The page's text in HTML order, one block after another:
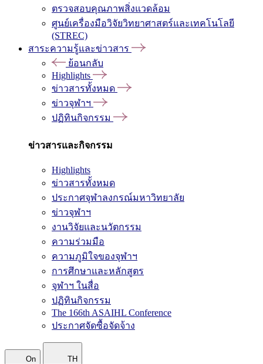
ตรวจสอบคุณภาพสิ่งแวดล้อม
ศูนย์เครื่องมือวิจัยวิทยาศาสตร์และเทคโนโลยี
(STREC)
สาระความรู้และข่าวสาร
ย้อนกลับ
Highlights
ข่าวสารทั้งหมด
ข่าวจุฬาฯ
ปฏิทินกิจกรรม
ข่าวสารและกิจกรรม
Highlights
ข่าวสารทั้งหมด
ประกาศจุฬาลงกรณ์มหาวิทยาลัย
ข่าวจุฬาฯ
งานวิจัยและนวัตกรรม
ความร่วมมือ
ความภูมิใจของจุฬาฯ
การศึกษาและหลักสูตร
จุฬาฯ ในสื่อ
ปฏิทินกิจกรรม
The 166th ASAIHL Conference
ประกาศจัดซื้อจัดจ้าง
On TH